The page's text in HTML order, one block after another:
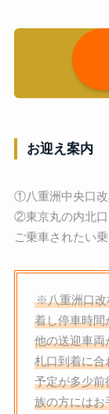
お迎え案内
①八重洲中央口
②東京丸の内北口
ご乗車されたい
※八重洲口改
着し停車時間
他の送迎車両
札口到着に合
予定が多少前
族の方にはお